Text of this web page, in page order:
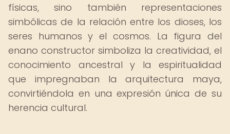
físicas, sino también representaciones
simbólicas de la relación entre los dioses, los
seres humanos y el cosmos. La figura del
enano constructor simboliza la creatividad, el
conocimiento ancestral y la espiritualidad
que impregnaban la arquitectura maya,
convirtiéndola en una expresión única de su
herencia cultural.